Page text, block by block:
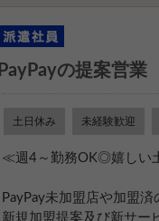
PayPayの提案営業
土日休み 未経験歓迎
≪週4～勤務OK◎嬉しい
PayPay未加盟店や加盟済
新規加盟提案及び新サー